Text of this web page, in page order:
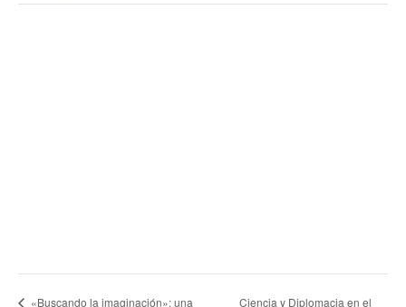
«Buscando la imaginación»: una
Ciencia y Diplomacia en el